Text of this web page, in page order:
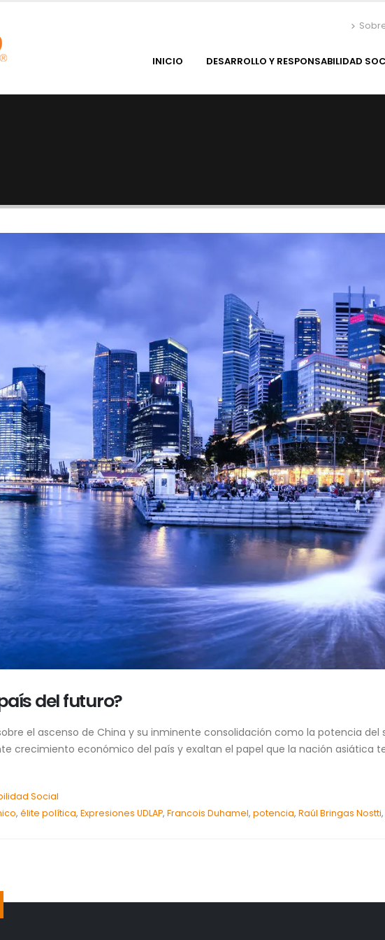
INICIO DESARROLLO Y RESPONSABILIDAD
del futuro?
el ascenso de China y su inminente consolidación como la potencia del
crecimiento económico del país y exaltan el papel que la nación asiática
Social
, élite política, Expresiones UDLAP, Francois Duhamel, potencia, Raúl Bringas Nostti,